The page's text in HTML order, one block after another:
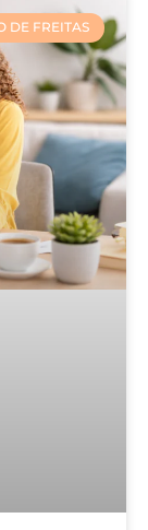
DE FREITAS